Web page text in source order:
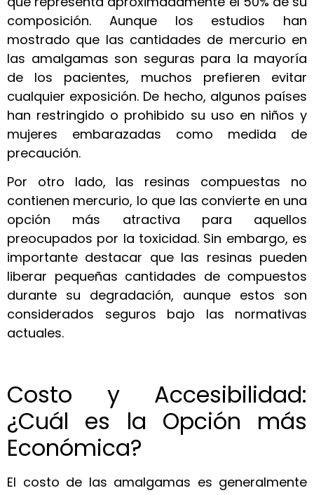
composición. Aunque los estudios han
mostrado que las cantidades de mercurio en
las amalgamas son seguras para la mayoría
de los pacientes, muchos prefieren evitar
cualquier exposición. De hecho, algunos países
han restringido o prohibido su uso en niños y
mujeres embarazadas como medida de
precaución.
Por otro lado, las resinas compuestas no
contienen mercurio, lo que las convierte en una
opción más atractiva para aquellos
preocupados por la toxicidad. Sin embargo, es
importante destacar que las resinas pueden
liberar pequeñas cantidades de compuestos
durante su degradación, aunque estos son
considerados seguros bajo las normativas
actuales.
Costo y Accesibilidad:
¿Cuál es la Opción más
Económica?
El costo de las amalgamas es generalmente